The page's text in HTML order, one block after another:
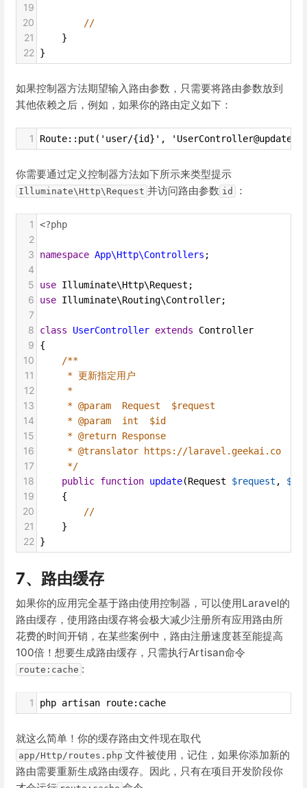
19
20
//
21
    }
22 }
如果控制器方法期望输入路由参数，只需要将路由参数放到
其他依赖之后，例如，如果你的路由定义如下：
1 Route::put('user/{id}',
你需要通过定义控制器方法如下所示来类型提示
Illuminate\Http\Request 并访问路由参数 id ：
1 <?php
2
3
namespace App\Http\Controllers ;
4
5
use Illuminate\Http\Request ;
6 use Illuminate\Routing\Controller;
7
8
class UserController extends Controller
9 {
10 /**
11 * 更新指定用户
12 *
13 * @param  Request  $request
14 * @param  int  $id
15 * @return Response
16 * @translator https://laravel.geekai.co
17 */
18 public function update(Request $request , $id
19
    {
20 //
21
    }
22 }
7、路由缓存
如果你的应用完全基于路由使用控制器，可以使用Laravel的
路由缓存，使用路由缓存将会极大减少注册所有应用路由所
花费的时间开销，在某些案例中，路由注册速度甚至能提高
100倍！想要生成路由缓存，只需执行Artisan命令
route:cache :
1 php artisan route:cache
就这么简单！你的缓存路由文件现在取代
app/Http/routes.php 文件被使用，记住，如果你添加新的
路由需要重新生成路由缓存。因此，只有在项目开发阶段你